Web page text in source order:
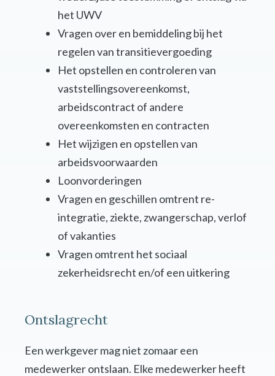
het UWV
Vragen over en bemiddeling bij het
regelen van transitievergoeding
Het opstellen en controleren van
vaststellingsovereenkomst,
arbeidscontract of andere
overeenkomsten en contracten
Het wijzigen en opstellen van
arbeidsvoorwaarden
Loonvorderingen
Vragen en geschillen omtrent re-
integratie, ziekte, zwangerschap, verlof
of vakanties
Vragen omtrent het sociaal
zekerheidsrecht en/of een uitkering
Ontslagrecht
Een werkgever mag niet zomaar een
medewerker ontslaan. Elke medewerker heeft